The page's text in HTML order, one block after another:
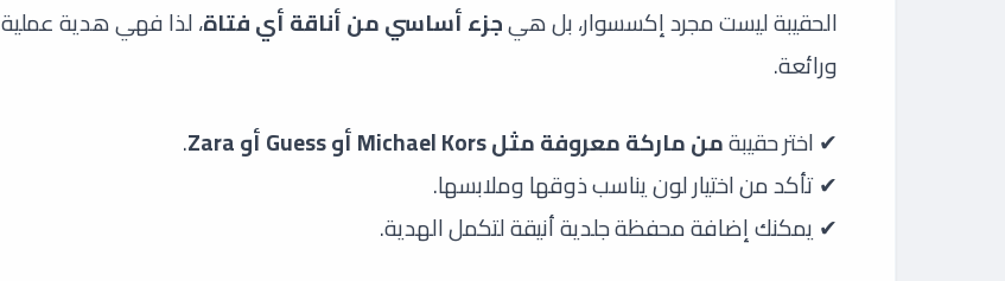
الحقيبة ليست مجرد إكسسوار، بل هيجزء أساسي من أناقة أي فتاة، لذا فهي هدية عملية
ورائعة.
✔ اختر حقيبةمن ماركة معروفة مثل Michael Kors أو Guess أو Zara
.
✔ تأكد من اختيار لون يناسب ذوقها وملابسها.
✔ يمكنك إضافة محفظة جلدية أنيقة لتكمل الهدية.